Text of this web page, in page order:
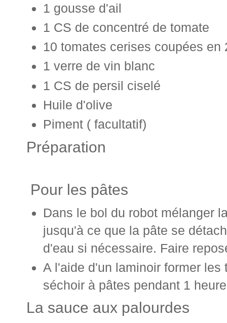
1 gousse d'ail
1 CS de concentré de tomate
10 tomates cerises coupées en
1 verre de vin blanc
1 CS de persil ciselé
Huile d'olive
Piment ( facultatif)
Préparation
Pour les pâtes
Dans le bol du robot mélanger
jusqu'à ce que la pâte se
d'eau si nécessaire. Faire
A l'aide d'un laminoir former
séchoir à pâtes pendant 1
La sauce aux palourdes